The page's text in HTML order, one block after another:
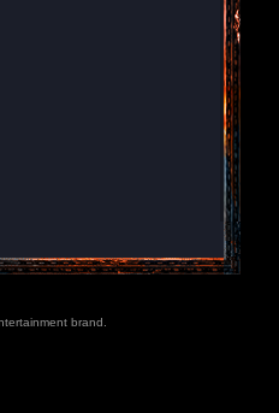
brand.